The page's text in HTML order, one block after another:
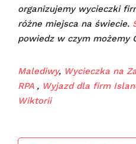
organizujemy wycieczki
różne miejsca na świecie.
powiedz w czym możemy
Malediwy, Wycieczka na
RPA, Wyjazd dla firm
Wiktorii